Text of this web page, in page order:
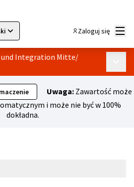
Choose languageElegir el idioma
Zaloguj się
Integration Mitte/
Uwaga:Zawartość może
i może nie być w 100%
dokładna.